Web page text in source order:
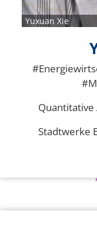
Yuxuan Xie
Stadtwerke